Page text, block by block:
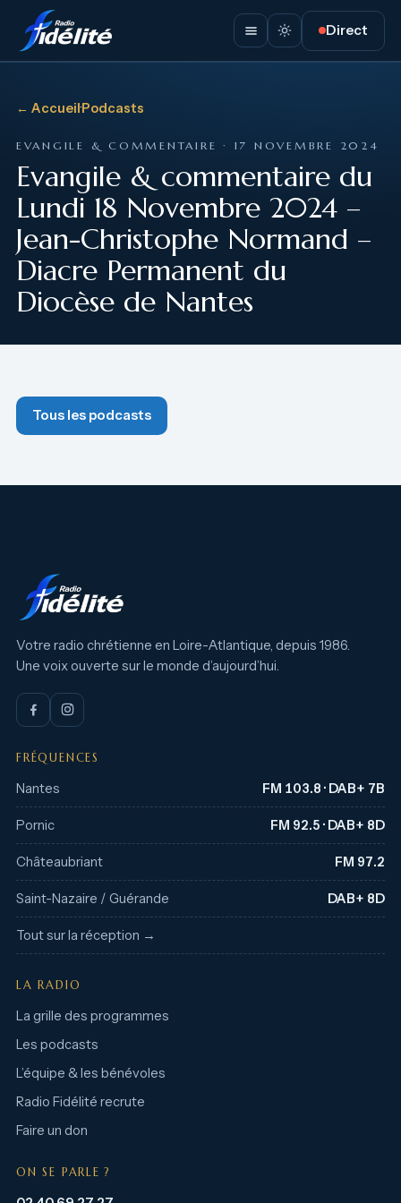
Direct
← Accueil·Podcasts
EVANGILE & COMMENTAIRE · 17 NOVEMBRE 2024
Evangile & commentaire du
Lundi 18 Novembre 2024 –
Jean-Christophe Normand –
Diacre Permanent du
Diocèse de Nantes
Tous les podcasts
Votre radio chrétienne en Loire-Atlantique, depuis 1986.
Une voix ouverte sur le monde d’aujourd’hui.
FRÉQUENCES
Nantes FM 103.8 · DAB+ 7B
Pornic FM 92.5 · DAB+ 8D
Châteaubriant FM 97.2
Saint-Nazaire / Guérande DAB+ 8D
Tout sur la réception →
LA RADIO
La grille des programmes
Les podcasts
L’équipe & les bénévoles
Radio Fidélité recrute
Faire un don
ON SE PARLE ?